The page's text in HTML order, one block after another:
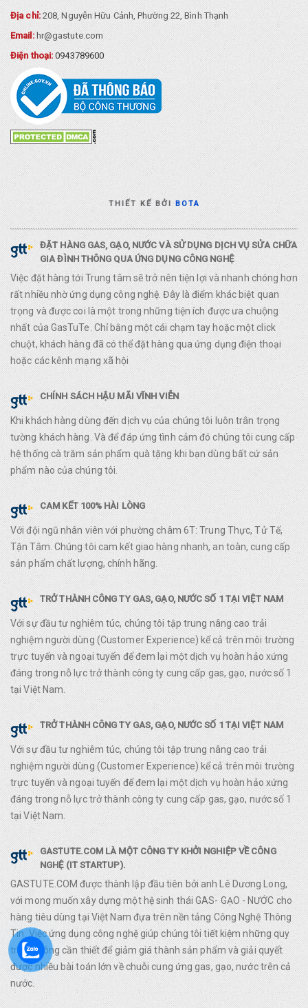
Địa chỉ:208, Nguyễn Hữu Cảnh, Phường 22, Bình Thạnh
Email: hr@gastute.com
Điện thoại:0943789600
THIẾT KẾ BỞIBOTA
ĐẶT HÀNG GAS, GẠO, NƯỚC VÀ SỬ DỤNG DỊCH VỤ SỬA CHỮA
GIA ĐÌNH THÔNG QUA ỨNG DỤNG CÔNG NGHỆ
Việc đặt hàng tới Trung tâm sẽ trở nên tiện lợi và nhanh chóng hơn
rất nhiều nhờ ứng dụng công nghệ. Đây là điểm khác biệt quan
trọng và được coi là một trong những tiện ích được ưa chuộng
nhất của GasTuTe. Chỉ bằng một cái chạm tay hoặc một click
chuột, khách hàng đã có thể đặt hàng qua ứng dụng điện thoại
hoặc các kênh mạng xã hội
CHÍNH SÁCH HẬU MÃI VĨNH VIỄN
Khi khách hàng dùng đến dịch vụ của chúng tôi luôn trân trọng
tường khách hàng. Và để đáp ứng tình cảm đó chúng tôi cung cấp
hệ thống cà trăm sản phẩm quà tặng khi bạn dùng bất cứ sản
phẩm nào của chúng tôi.
CAM KẾT 100% HÀI LÒNG
Với đội ngũ nhân viên với phường châm 6T: Trung Thực, Tử Tế,
Tận Tâm. Chúng tôi cam kết giao hàng nhanh, an toàn, cung cấp
sản phẩm chất lượng, chính hãng.
TRỞ THÀNH CÔNG TY GAS, GẠO, NƯỚC SỐ 1 TẠI VIỆT NAM
Với sự đầu tư nghiêm túc, chúng tôi tập trung nâng cao trải
nghiệm người dùng (Customer Experience) kể cả trên môi trường
trực tuyến và ngoại tuyến để đem lại một dịch vụ hoàn hảo xứng
đáng trong nỗ lực trở thành công ty cung cấp gas, gạo, nước số 1
tại Việt Nam.
TRỞ THÀNH CÔNG TY GAS, GẠO, NƯỚC SỐ 1 TẠI VIỆT NAM
Với sự đầu tư nghiêm túc, chúng tôi tập trung nâng cao trải
nghiệm người dùng (Customer Experience) kể cả trên môi trường
trực tuyến và ngoại tuyến để đem lại một dịch vụ hoàn hảo xứng
đáng trong nỗ lực trở thành công ty cung cấp gas, gạo, nước số 1
tại Việt Nam.
GASTUTE.COM LÀ MỘT CÔNG TY KHỞI NGHIỆP VỀ CÔNG
NGHỆ (IT STARTUP).
GASTUTE.COM được thành lập đầu tiên bởi anh Lê Dương Long,
với mong muốn xây dựng một hệ sinh thái GAS- GẠO - NƯỚC cho
hàng tiêu dùng tại Việt Nam đựa trên nền tảng Công Nghệ Thông
Tin. Việc ứng dụng công nghệ giúp chúng tôi tiết kiệm những quy
trình không cần thiết để giảm giá thành sản phẩm và giải quyết
được nhiều bài toán lớn về chuỗi cung ứng gas, gạo, nước trên cả
nước.